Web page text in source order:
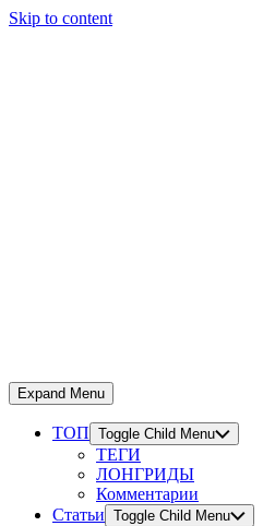
Skip to content
Expand Menu
ТОП Toggle Child Menu
ТЕГИ
ЛОНГРИДЫ
Комментарии
Статьи Toggle Child Menu